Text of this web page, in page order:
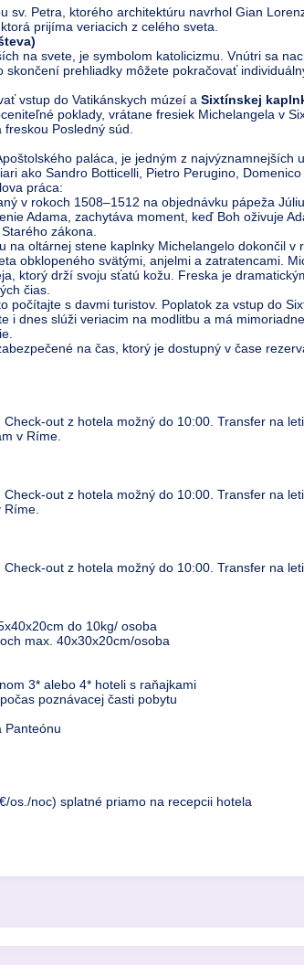
sv. Petra, ktorého architektúru navrhol Gian
prijíma veriacich z celého sveta.
na svete, je symbolom katolicizmu. Vnútri sa
prehliadky môžete pokračovať
vstup do Vatikánskych múzeí a Sixtínskej
poklady, vrátane fresiek Michelangela v
Posledný súd.
paláca, je jedným z najvýznamnejších
ako Sandro Botticelli, Pietro Perugino,
práca:
v rokoch 1508–1512 na objednávku pápeža
Adama, zachytáva moment, keď Boh oživuje
zákona.
na oltárnej stene kaplnky Michelangelo dokončil v
obklopeného svätými, anjelmi a zatratencami.
ktorý drží svoju sťatú kožu. Freska je
čias.
počítajte s davmi turistov. Poplatok za vstup do
i dnes slúži veriacim na modlitbu a má
na čas, ktorý je dostupný v čase
Check-out z hotela možný do 10:00. Transfer na
v Ríme.
Check-out z hotela možný do 10:00. Transfer na
Check-out z hotela možný do 10:00. Transfer na
do 10kg/ osoba
max. 40x30x20cm/osoba
3* alebo 4* hoteli s raňajkami
poznávacej časti pobytu
Panteónu
os./noc) splatné priamo na recepcii hotela